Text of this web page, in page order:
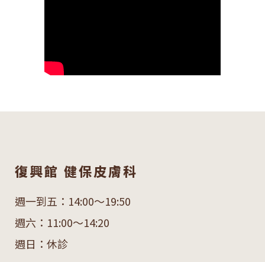
復興館 健保皮膚科
週一到五：14:00～19:50
週六：11:00～14:20
週日：休診